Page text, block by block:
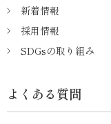
新着情報
採用情報
SDGsの取り組み
よくある質問